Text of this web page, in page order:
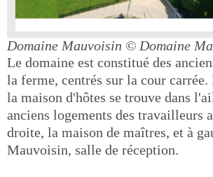
Domaine Mauvoisin © Domaine
Le domaine est constitué des
la ferme, centrés sur la cour carrée.
la maison d'hôtes se trouve dans
anciens logements des travailleurs
droite, la maison de maîtres, et à
Mauvoisin, salle de réception.